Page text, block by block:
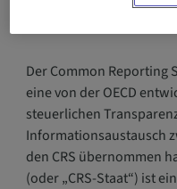
Der Common
Der Common Reporting
eine von der OECD
steuerlichen
Informationsaustausch
den CRS übernommen
(oder „CRS-Staat“) ist